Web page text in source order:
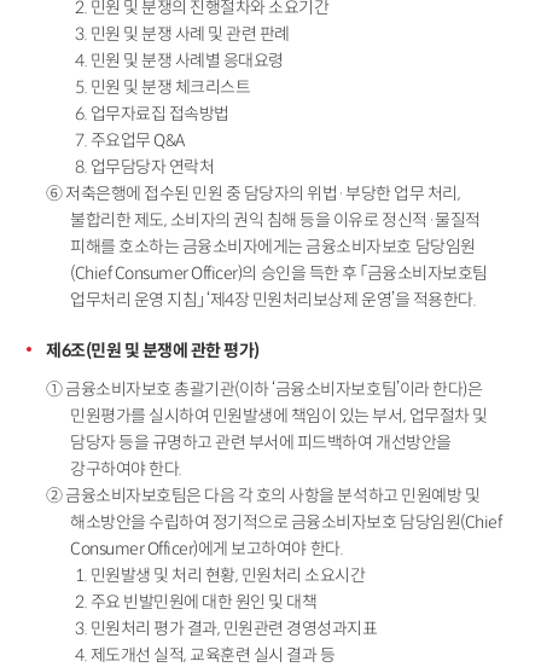
2. 민원 및 분쟁의 진행절차와 소요기간
3. 민원 및 분쟁 사례 및 관련 판례
4. 민원 및 분쟁 사례별 응대요령
5. 민원 및 분쟁 체크리스트
6. 업무자료집 접속방법
7. 주요업무 Q&A
8. 업무담당자 연락처
⑥ 저축은행에 접수된 민원 중 담당자의 위법·부당한 업무 처리,
불합리한 제도, 소비자의 권익 침해 등을 이유로 정신적·물질적
피해를 호소하는 금융소비자에게는 금융소비자보호 담당임원
(Chief Consumer Officer)의 승인을 득한 후 「금융소비자보호팀
업무처리 운영 지침」 ‘제4장 민원처리보상제 운영’을 적용한다.
제6조(민원 및 분쟁에 관한 평가)
① 금융소비자보호 총괄기관(이하 ‘금융소비자보호팀’이라 한다)은
민원평가를 실시하여 민원발생에 책임이 있는 부서, 업무절차 및
담당자 등을 규명하고 관련 부서에 피드백하여 개선방안을
강구하여야 한다.
② 금융소비자보호팀은 다음 각 호의 사항을 분석하고 민원예방 및
해소방안을 수립하여 정기적으로 금융소비자보호 담당임원(Chief
Consumer Officer)에게 보고하여야 한다.
1. 민원발생 및 처리 현황, 민원처리 소요시간
2. 주요 빈발민원에 대한 원인 및 대책
3. 민원처리 평가 결과, 민원관련 경영성과지표
4. 제도개선 실적, 교육훈련 실시 결과 등